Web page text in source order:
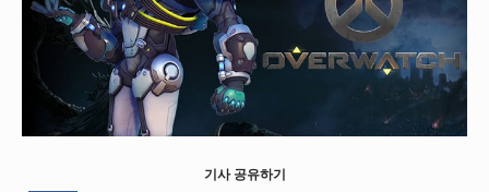
기사 공유하기